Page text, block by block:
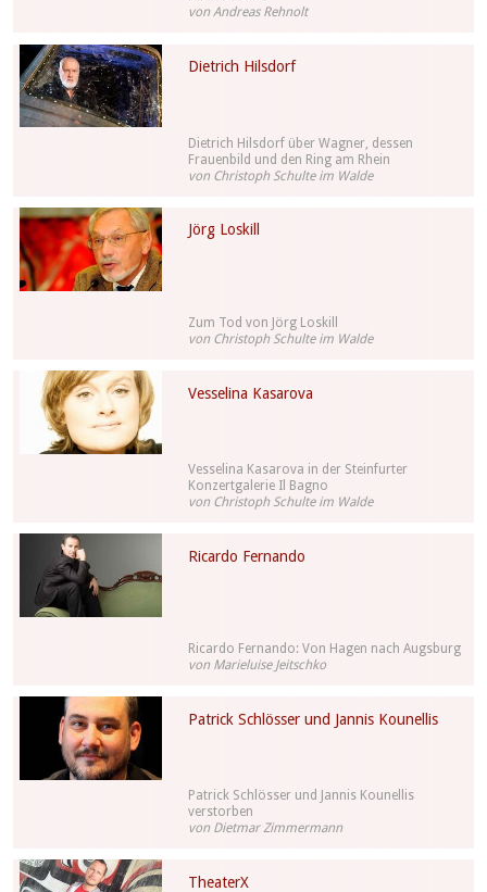
von Andreas Rehnolt
Dietrich Hilsdorf
Dietrich Hilsdorf über Wagner, dessen
Frauenbild und den Ring am Rhein
von Christoph Schulte im Walde
Jörg Loskill
Zum Tod von Jörg Loskill
von Christoph Schulte im Walde
Vesselina Kasarova
Vesselina Kasarova in der Steinfurter
Konzertgalerie Il Bagno
von Christoph Schulte im Walde
Ricardo Fernando
Ricardo Fernando: Von Hagen nach Augsburg
von Marieluise Jeitschko
Patrick Schlösser und Jannis Kounellis
Patrick Schlösser und Jannis Kounellis
verstorben
von Dietmar Zimmermann
TheaterX